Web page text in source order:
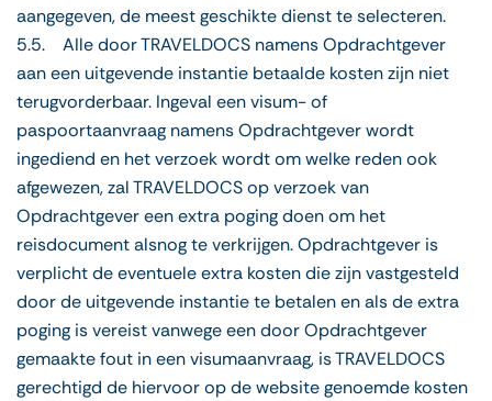
aangegeven, de meest geschikte dienst te selecteren.
5.5. AIle door TRAVELDOCS namens Opdrachtgever
aan een uitgevende instantie betaalde kosten zijn niet
terugvorderbaar. Ingeval een visum- of
paspoortaanvraag namens Opdrachtgever wordt
ingediend en het verzoek wordt om welke reden ook
afgewezen, zal TRAVELDOCS op verzoek van
Opdrachtgever een extra poging doen om het
reisdocument alsnog te verkrijgen. Opdrachtgever is
verplicht de eventuele extra kosten die zijn vastgesteld
door de uitgevende instantie te betalen en als de extra
poging is vereist vanwege een door Opdrachtgever
gemaakte fout in een visumaanvraag, is TRAVELDOCS
gerechtigd de hiervoor op de website genoemde kosten